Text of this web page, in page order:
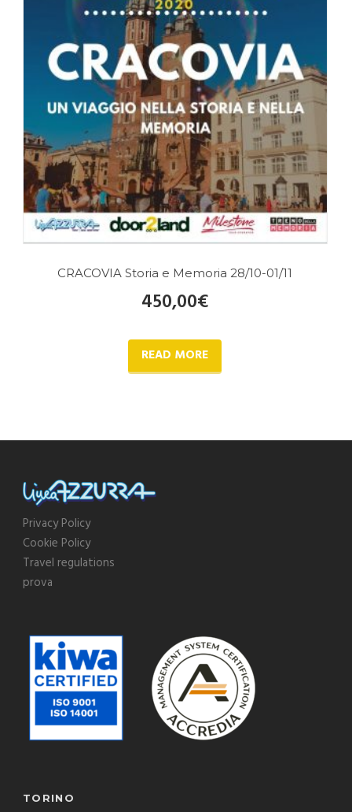
CRACOVIA Storia e Memoria 28/10-01/11
450,00€
READ MORE
Privacy Policy
Cookie Policy
Travel regulations
prova
TORINO